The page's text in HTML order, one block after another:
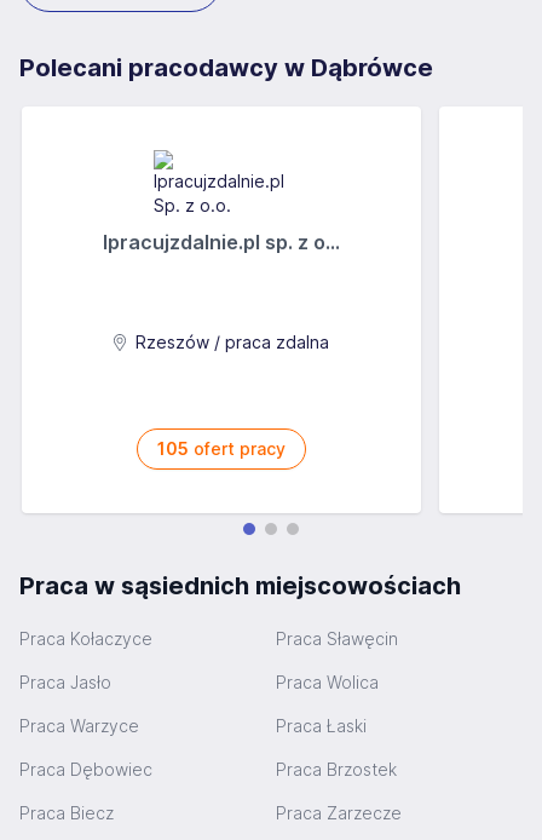
Polecani pracodawcy w Dąbrówce
Ipracujzdalnie.pl sp. z o...
Rzeszów / praca zdalna
105 ofert pracy
Praca w sąsiednich miejscowościach
Praca Kołaczyce Praca Sławęcin
Praca Jasło Praca Wolica
Praca Warzyce Praca Łaski
Praca Dębowiec Praca Brzostek
Praca Biecz Praca Zarzecze